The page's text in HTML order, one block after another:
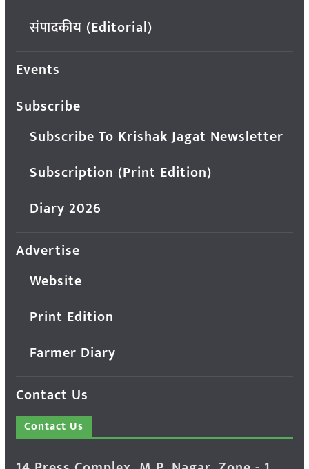
संपादकीय (Editorial)
Events
Subscribe
Subscribe To Krishak Jagat Newsletter
Subscription (Print Edition)
Diary 2026
Advertise
Website
Print Edition
Farmer Diary
Contact Us
Contact Us